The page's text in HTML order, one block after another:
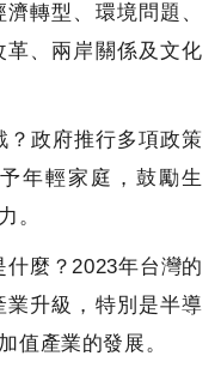
轉型、環境問題、
革、兩岸關係及文化
政府推行多項政策
年輕家庭，鼓勵生
。
麼？2023年台灣的
升級，特別是半導
值產業的發展。